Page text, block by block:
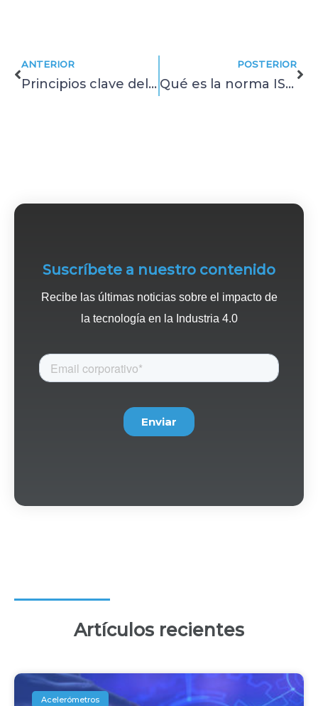
ANTERIOR
Principios clave del análisis de vibraciones para detectar fallas
POSTERIOR
Qué es la norma ISO 18436 y por qué importa en análisis de vibraciones
Suscríbete a nuestro contenido
Recibe las últimas noticias sobre el impacto de
la tecnología en la Industria 4.0
Artículos recientes
Acelerómetros